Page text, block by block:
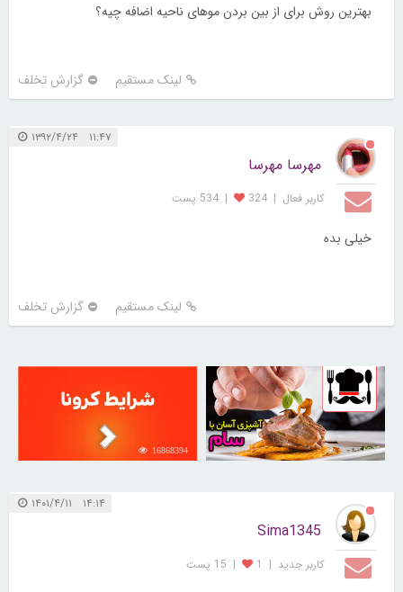
بهترین روش برای از بین بردن موهای ناحیه اضافه چیه؟
لینک مستقیم گزارش تخلف
۱۱:۴۷ ۱۳۹۲/۴/۲۴
مهرسا مهرسا
کاربر فعال |
324
| 534 پست
خیلی بده
لینک مستقیم گزارش تخلف
30255189
16868394
۱۴:۱۴ ۱۴۰۱/۴/۱۱
Sima1345
کاربر جديد |
1
| 15 پست